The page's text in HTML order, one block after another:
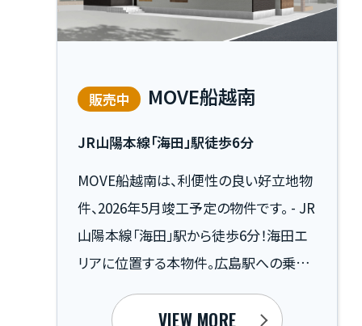
販売中 MOVE船越南
JR山陽本線「海田」駅徒歩6分
MOVE船越南は、利便性の良い好立地物
件、2026年5月竣工予定の物件です。 - JR
山陽本線「海田」駅から徒歩6分！海田エ
リアに位置する本物件。広島駅への乗換
なしでアクセス可能。 - 本物件より徒歩3
分の位置にある「Ｃｏ-ｏｐ船越」。食料品
VIEW MORE